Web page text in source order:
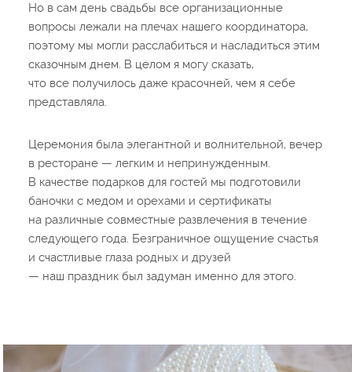
Но в сам день свадьбы все организационные
вопросы лежали на плечах нашего координатора,
поэтому мы могли расслабиться и насладиться этим
сказочным днем. В целом я могу сказать,
что все получилось даже красочней, чем я себе
представляла.
Церемония была элегантной и волнительной, вечер
в ресторане — легким и непринужденным.
В качестве подарков для гостей мы подготовили
баночки с медом и орехами и сертификаты
на различные совместные развлечения в течение
следующего года. Безграничное ощущение счастья
и счастливые глаза родных и друзей
— наш праздник был задуман именно для этого.